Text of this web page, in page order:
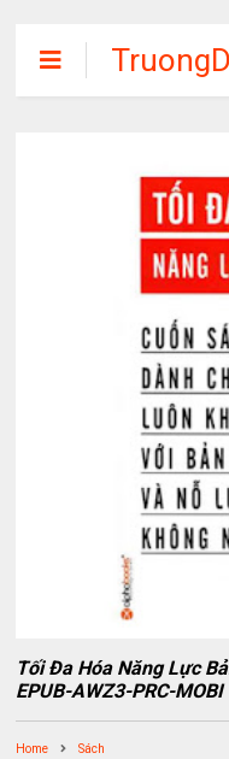
Chia sẽ
phần
tập
Tối Đa Hóa Năng Lực
EPUB-AWZ3-PRC-MOBI
Home Sách